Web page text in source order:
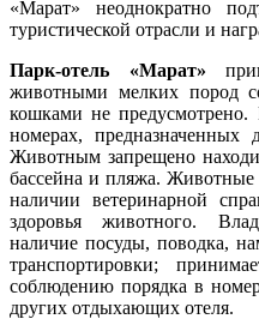
«Марат» неоднократно
туристической отрасли и
Парк-отель «Марат»
животными мелких пород
кошками не предусмотрено.
номерах,
Животным запрещено
бассейна и пляжа. Животные
наличии ветеринарной
здоровья животного.
наличие посуды, поводка,
транспортировки;
соблюдению порядка в
других отдыхающих отеля.